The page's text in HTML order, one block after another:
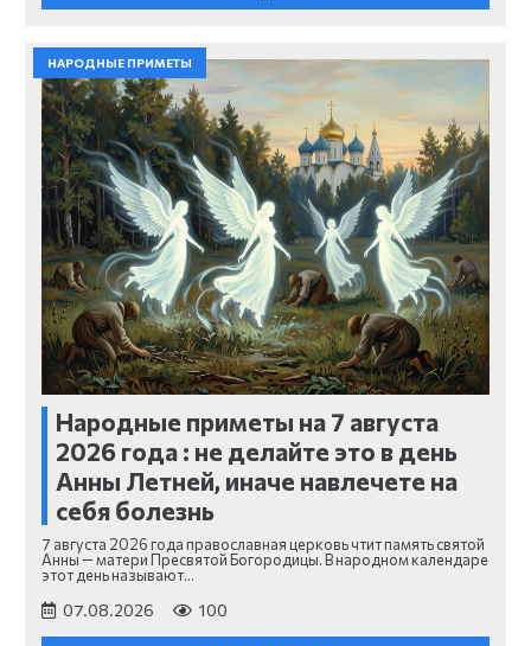
НАРОДНЫЕ ПРИМЕТЫ
Народные приметы на 7 августа
2026 года : не делайте это в день
Анны Летней, иначе навлечете на
себя болезнь
7 августа 2026 года православная церковь чтит память святой
Анны — матери Пресвятой Богородицы. В народном календаре
этот день называют…
07.08.2026 100